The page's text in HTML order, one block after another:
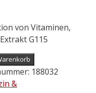
von Vitaminen,
G115
188032
&